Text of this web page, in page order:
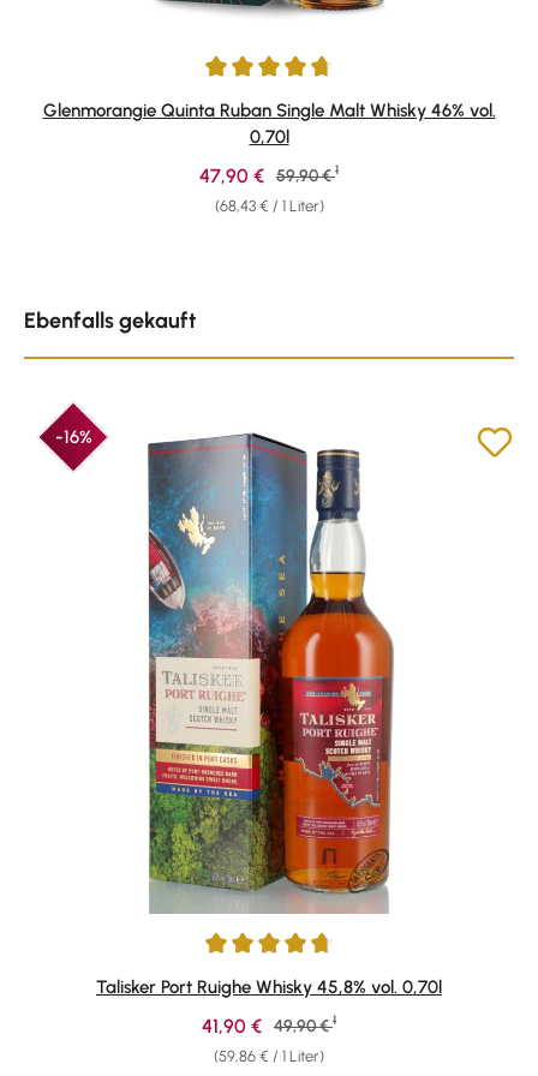
Durchschnittliche Bewertung von 4.84 von 5 Sternen
Glenmorangie Quinta Ruban Single Malt Whisky 46% vol.
0,70l
(68,43 € / 1 Liter)
Verkaufspreis:
47,90 € Regulärer Preis:
59,90 € 1
Ebenfalls gekauft
-16%
Durchschnittliche Bewertung von 4.84 von 5 Sternen
Talisker Port Ruighe Whisky 45,8% vol. 0,70l
(59,86 € / 1 Liter)
Verkaufspreis:
41,90 € Regulärer Preis:
49,90 € 1